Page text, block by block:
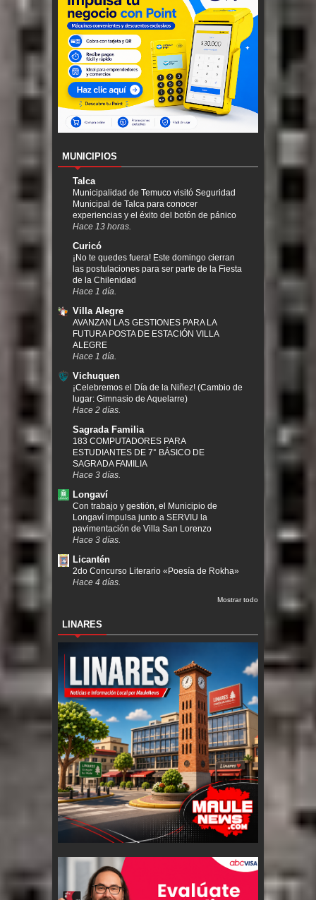
MUNICIPIOS
Talca
Municipalidad de Temuco visitó Seguridad
Municipal de Talca para conocer
experiencias y el éxito del botón de pánico
Hace 13 horas.
Curicó
¡No te quedes fuera! Este domingo cierran
las postulaciones para ser parte de la Fiesta
de la Chilenidad
Hace 1 día.
Villa Alegre
AVANZAN LAS GESTIONES PARA LA
FUTURA POSTA DE ESTACIÓN VILLA
ALEGRE
Hace 1 día.
Vichuquen
¡Celebremos el Día de la Niñez! (Cambio de
lugar: Gimnasio de Aquelarre)
Hace 2 días.
Sagrada Familia
183 COMPUTADORES PARA
ESTUDIANTES DE 7° BÁSICO DE
SAGRADA FAMILIA
Hace 3 días.
Longaví
Con trabajo y gestión, el Municipio de
Longaví impulsa junto a SERVIU la
pavimentación de Villa San Lorenzo
Hace 3 días.
Licantén
2do Concurso Literario «Poesía de Rokha»
Hace 4 días.
Mostrar todo
LINARES